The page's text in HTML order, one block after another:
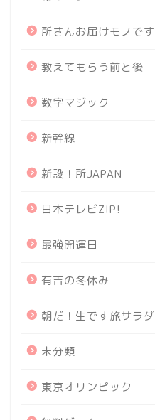
所さんお届けモノです
教えてもらう前と後
数字マジック
新幹線
新設！所JAPAN
日本テレビZIP!
最強開運日
有吉の冬休み
朝だ！生です旅サラダ
未分類
東京オリンピック